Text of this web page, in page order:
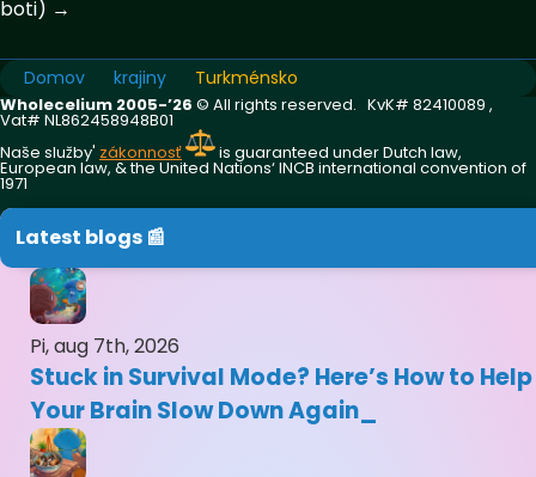
boti) →
Domov krajiny Turkménsko
Wholecelium 2005-’26 ©️ All rights reserved. KvK# 82410089 ,
Vat# NL862458948B01
Naše služby' zákonnosť is guaranteed under Dutch law,
European law, & the United Nations‘ INCB international convention of
1971
Latest blogs 📰
Pi, aug 7th, 2026
Stuck in Survival Mode? Here’s How to Help
Your Brain Slow Down Again